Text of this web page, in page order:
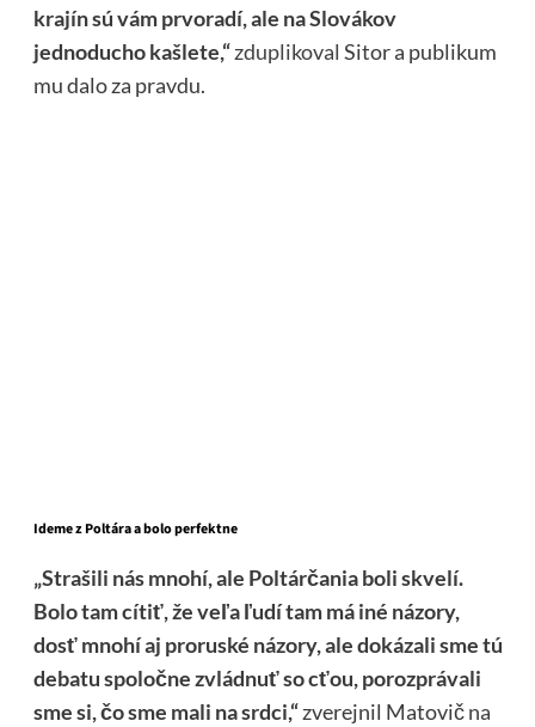
krajín sú vám prvoradí, ale na Slovákov
jednoducho kašlete,“zduplikoval Sitor a publikum
mu dalo za pravdu.
Ideme z Poltára a bolo perfektne
„Strašili nás mnohí, ale Poltárčania boli skvelí.
Bolo tam cítiť, že veľa ľudí tam má iné názory,
dosť mnohí aj proruské názory, ale dokázali sme tú
debatu spoločne zvládnuť so cťou, porozprávali
sme si, čo sme mali na srdci,“zverejnil Matovična